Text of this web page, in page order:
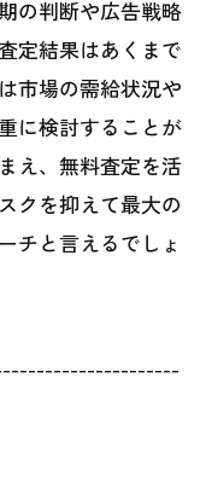
の判断や広告戦略
定結果はあくまで
市場の需給状況や
に検討することが
え、無料査定を活
クを抑えて最大の
チと言えるでしょ